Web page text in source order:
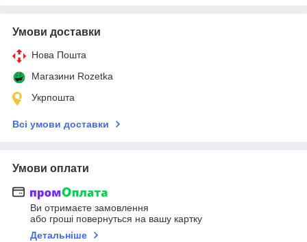
Умови доставки
Нова Пошта
Магазини Rozetka
Укрпошта
Всі умови доставки
Умови оплати
Ви отримаєте замовлення
або гроші повернуться на вашу картку
Детальніше